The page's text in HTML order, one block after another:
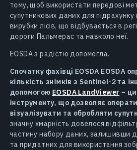
тому, щоб використати передові
супутникових даних для
вирубки лісів, що відбувається в
дороги Пальмерас та навколо неї.
EOSDA з радістю допомогла.
Спочатку фахівці EOSDA EOSDA
кількість знімків з Sentinel-2 та
допомогою EOSDA LandViewer –
інструменту, що дозволяє
візуалізувати та обробляти
значну хмарність довелося
частину набору даних, залишивши
та придатних для використання